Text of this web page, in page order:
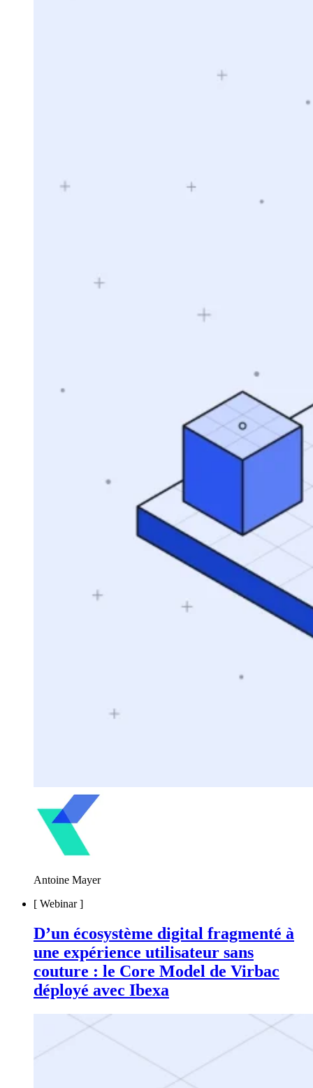
Antoine Mayer
[ Webinar]
D’un écosystème digital fragmenté à
une expérience utilisateur sans
couture : le Core Model de Virbac
déployé avec Ibexa